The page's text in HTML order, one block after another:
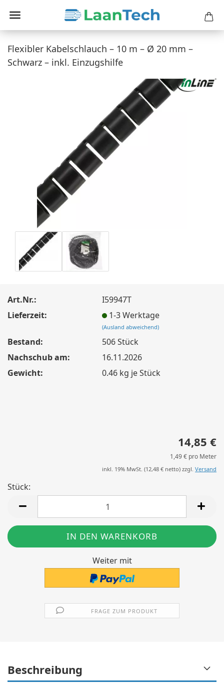
Flexibler Kabelschlauch – 10 m – Ø 20 mm –
Schwarz – inkl. Einzugshilfe
Art.Nr.:
I59947T
Lieferzeit:
1-3 Werktage
(Ausland abweichend)
Bestand: 506Stück
Nachschub am:
16.11.2026
Gewicht:
0.46 kg je Stück
14,85 €
1,49 € pro Meter
inkl. 19% MwSt. (12,48 € netto) zzgl. Versand
Stück:
Weiter mit
FRAGE ZUM PRODUKT
Beschreibung